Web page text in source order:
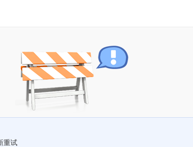
重试